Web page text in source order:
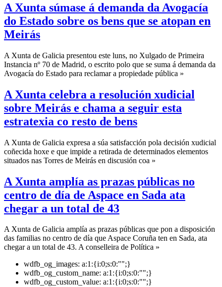
A Xunta súmase á demanda da Avogacía
do Estado sobre os bens que se atopan en
Meirás
A Xunta de Galicia presentou este luns, no Xulgado de Primeira
Instancia nº 70 de Madrid, o escrito polo que se suma á demanda da
Avogacía do Estado para reclamar a propiedade pública »
A Xunta celebra a resolución xudicial
sobre Meirás e chama a seguir esta
estratexia co resto de bens
A Xunta de Galicia expresa a súa satisfacción pola decisión xudicial
coñecida hoxe e que impide a retirada de determinados elementos
situados nas Torres de Meirás en discusión coa »
A Xunta amplía as prazas públicas no
centro de día de Aspace en Sada ata
chegar a un total de 43
A Xunta de Galicia amplía as prazas públicas que pon a disposición
das familias no centro de día que Aspace Coruña ten en Sada, ata
chegar a un total de 43. A conselleira de Política »
wdfb_og_images: a:1:{i:0;s:0:"";}
wdfb_og_custom_name: a:1:{i:0;s:0:"";}
wdfb_og_custom_value: a:1:{i:0;s:0:"";}